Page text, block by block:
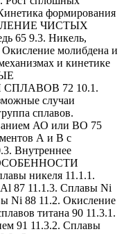
формирования
ЧИСТЫХ
65 9.3. Никель,
Окисление молибдена и
и кинетике
72 10.1.
случаи
сплавов.
АО или ВО 75
А и В с
Внутреннее
ОСОБЕННОСТИ
никеля 11.1.1.
87 11.1.3. Сплавы Ni
Ni 88 11.2. Окисление
титана 90 11.3.1.
91 11.3.2. Сплавы